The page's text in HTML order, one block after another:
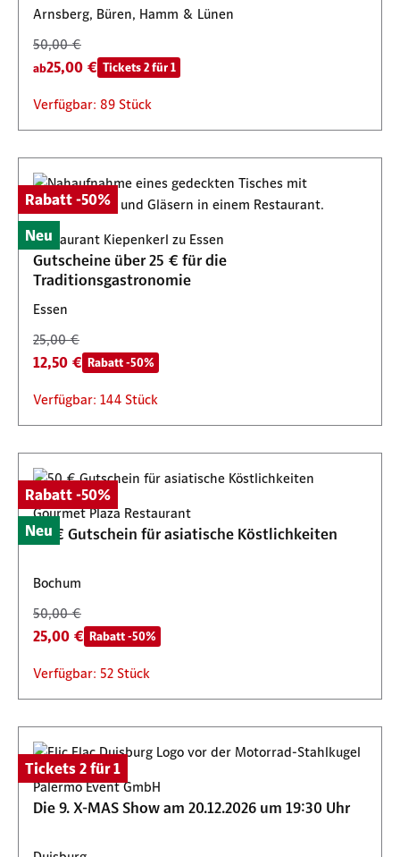
Arnsberg, Büren, Hamm & Lünen
50,00 €
ab25,00 € Tickets 2 für 1
Verfügbar: 89 Stück
Rabatt -50%
Neu
Restaurant Kiepenkerl zu Essen
Gutscheine über 25 € für die
Traditionsgastronomie
Essen
25,00 €
12,50 € Rabatt -50%
Verfügbar: 144 Stück
Rabatt -50%
Neu
Gourmet Plaza Restaurant
50 € Gutschein für asiatische Köstlichkeiten
Bochum
50,00 €
25,00 € Rabatt -50%
Verfügbar: 52 Stück
Tickets 2 für 1
Palermo Event GmbH
Die 9. X-MAS Show am 20.12.2026 um 19:30 Uhr